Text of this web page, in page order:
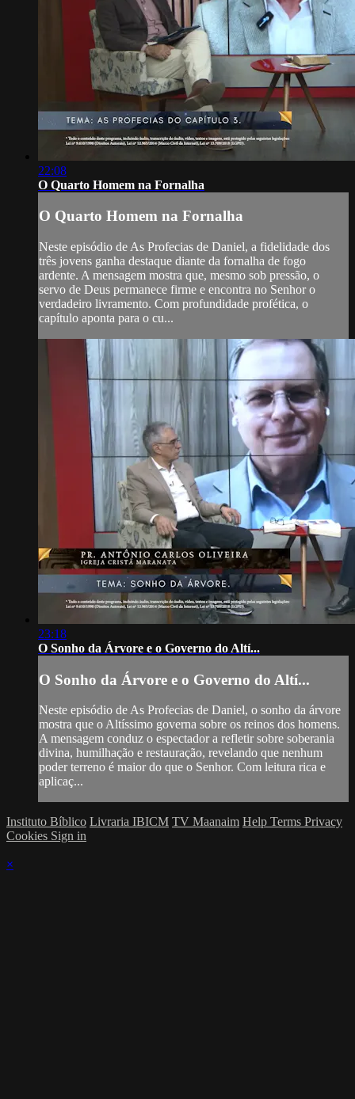
22:08
O Quarto Homem na Fornalha
O Quarto Homem na Fornalha
Neste episódio de As Profecias de Daniel, a fidelidade dos
três jovens ganha destaque diante da fornalha de fogo
ardente. A mensagem mostra que, mesmo sob pressão, o
servo de Deus permanece firme e encontra no Senhor o
verdadeiro livramento. Com profundidade profética, o
capítulo aponta para o cu...
23:18
O Sonho da Árvore e o Governo do Altí...
O Sonho da Árvore e o Governo do Altí...
Neste episódio de As Profecias de Daniel, o sonho da árvore
mostra que o Altíssimo governa sobre os reinos dos homens.
A mensagem conduz o espectador a refletir sobre soberania
divina, humilhação e restauração, revelando que nenhum
poder terreno é maior do que o Senhor. Com leitura rica e
aplicaç...
Instituto Bíblico Livraria IBICM TV Maanaim Help Terms Privacy
Cookies Sign in
×